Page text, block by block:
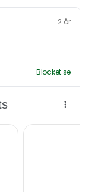
2 år
Blocket.se